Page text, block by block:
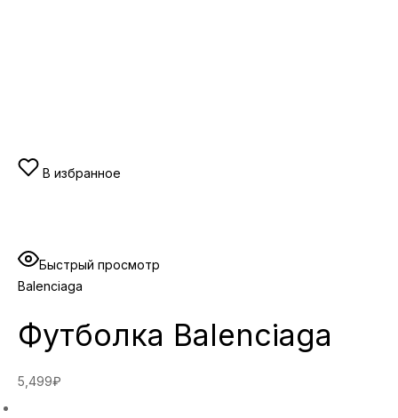
В избранное
Быстрый просмотр
Balenciaga
Футболка Balenciaga
5,499₽